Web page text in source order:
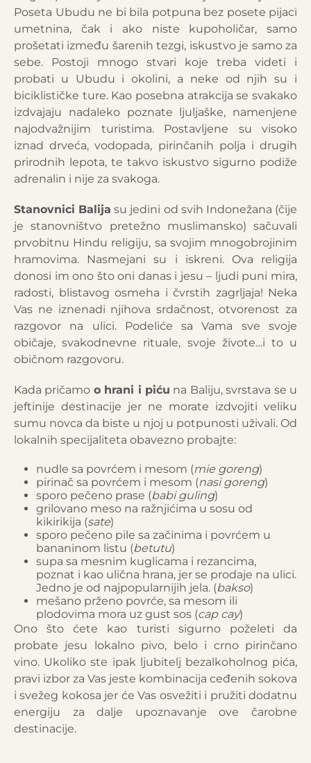
Poseta Ubudu ne bi bila potpuna bez posete pijaci
umetnina, čak i ako niste kupoholičar, samo
prošetati između šarenih tezgi, iskustvo je samo za
sebe. Postoji mnogo stvari koje treba videti i
probati u Ubudu i okolini, a neke od njih su i
biciklističke ture. Kao posebna atrakcija se svakako
izdvajaju nadaleko poznate ljuljaške, namenjene
najodvažnijim turistima. Postavljene su visoko
iznad drveća, vodopada, pirinčanih polja i drugih
prirodnih lepota, te takvo iskustvo sigurno podiže
adrenalin i nije za svakoga.
Stanovnici Balija su jedini od svih Indonežana (čije
je stanovništvo pretežno muslimansko) sačuvali
prvobitnu Hindu religiju, sa svojim mnogobrojinim
hramovima. Nasmejani su i iskreni. Ova religija
donosi im ono što oni danas i jesu – ljudi puni mira,
radosti, blistavog osmeha i čvrstih zagrljaja! Neka
Vas ne iznenadi njihova srdačnost, otvorenost za
razgovor na ulici. Podeliće sa Vama sve svoje
običaje, svakodnevne rituale, svoje živote…i to u
običnom razgovoru.
Kada pričamo o hrani i piću na Baliju, svrstava se u
jeftinije destinacije jer ne morate izdvojiti veliku
sumu novca da biste u njoj u potpunosti uživali. Od
lokalnih specijaliteta obavezno probajte:
nudle sa povrćem i mesom (mie goreng)
pirinač sa povrćem i mesom (nasi goreng)
sporo pečeno prase (babi guling)
grilovano meso na ražnjićima u sosu od
kikirikija (sate)
sporo pečeno pile sa začinima i povrćem u
bananinom listu (betutu)
supa sa mesnim kuglicama i rezancima,
poznat i kao ulična hrana, jer se prodaje na ulici.
Jedno je od najpopularnijih jela. (bakso)
mešano prženo povrće, sa mesom ili
plodovima mora uz gust sos (cap cay)
Ono što ćete kao turisti sigurno poželeti da
probate jesu lokalno pivo, belo i crno pirinčano
vino. Ukoliko ste ipak ljubitelj bezalkoholnog pića,
pravi izbor za Vas jeste kombinacija ceđenih sokova
i svežeg kokosa jer će Vas osvežiti i pružiti dodatnu
energiju za dalje upoznavanje ove čarobne
destinacije.